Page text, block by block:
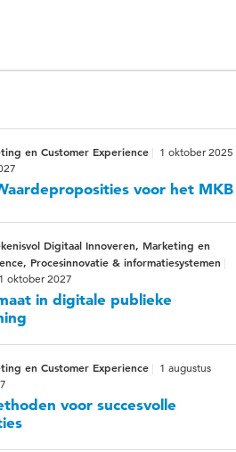
en Customer Experience
1 oktober 2025
voor het MKB
Digitaal Innoveren, Marketing en
Procesinnovatie & informatiesystemen
oktober 2027
in digitale publieke
en Customer Experience
1 augustus
voor succesvolle